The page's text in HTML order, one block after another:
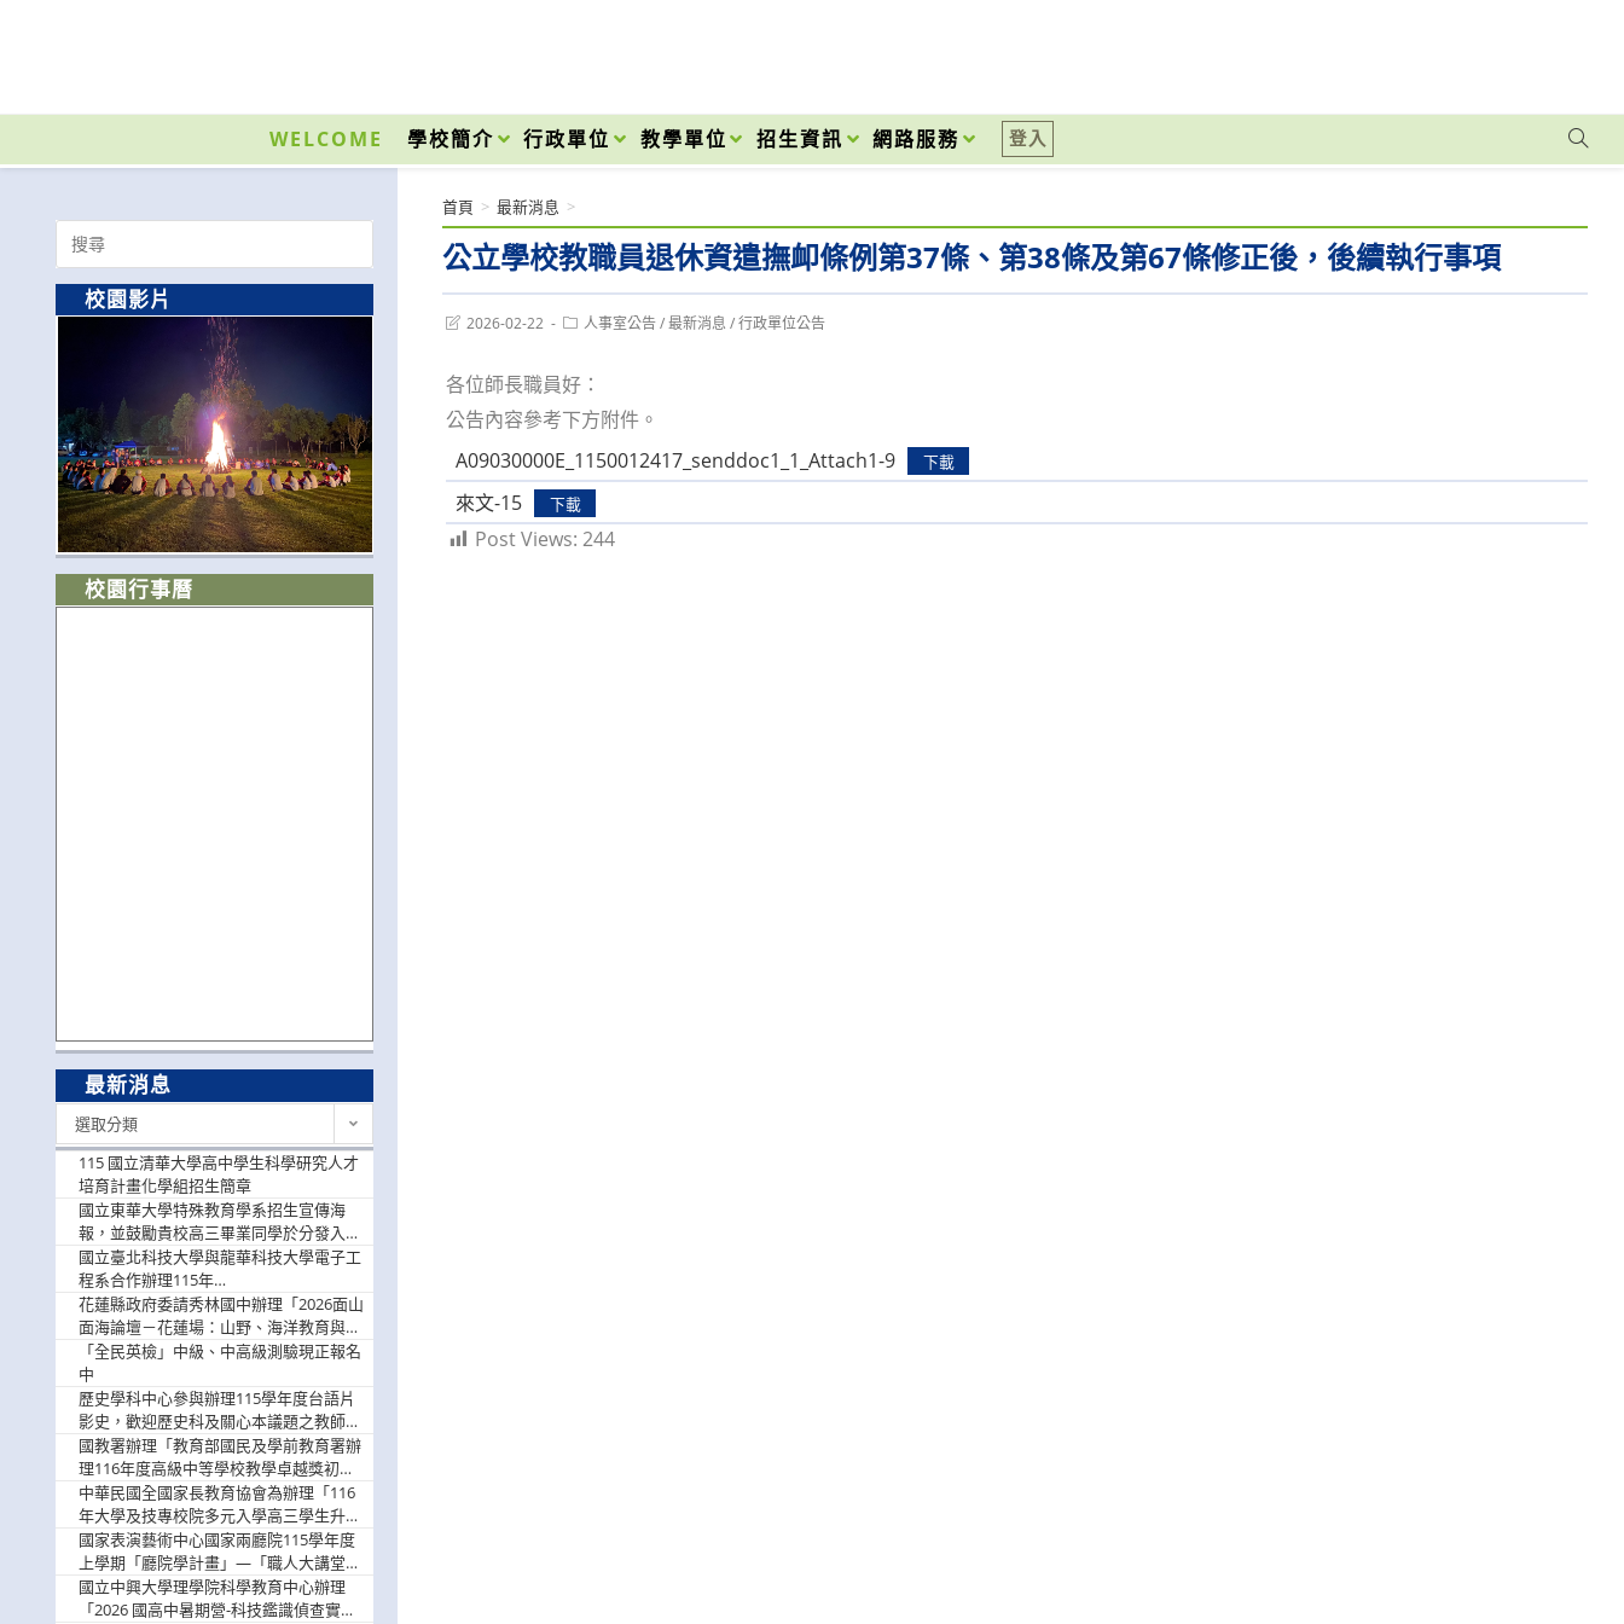
內
WELCOME 學校簡介 行政單位 教學單位 招生資訊 網路服務 登入
公立學校教職員退休資遣撫卹條例第37條、第38條及第67條修正後，後續執行事項
首頁 > 最新消息 >
Post2026-02-22
Post人事室公告 / 最新消息 / 行政單位公告
各位師長職員好：
公告內容參考下方附件。
A09030000E_1150012417_senddoc1_1_Attach1-9
下載
來文-15 下載
Post Views: 244
Search
for:
校園影片
校園行事曆
最新消息
選取分類
115 國立清華大學高中學生科學研究人才
培育計畫化學組招生簡章
國立東華大學特殊教育學系招生宣傳海
報，並鼓勵貴校高三畢業同學於分發入學
階段踴躍選填。
國立臺北科技大學與龍華科技大學電子工
程系合作辦理115年
「115.08.10~08.12「AI賦能應用於智慧半
導體研習營」，歡迎學生踴躍報名參加
花蓮縣政府委請秀林國中辦理「2026面山
面海論壇－花蓮場：山野、海洋教育與戶
外安全實務課程」，歡迎踴躍報名參加
「全民英檢」中級、中高級測驗現正報名
中
歷史學科中心參與辦理115學年度台語片
影史，歡迎歷史科及關心本議題之教師踴
躍報名參加
國教署辦理「教育部國民及學前教育署辦
理116年度高級中等學校教學卓越獎初選
實施計畫」，鼓勵教師踴躍報名
中華民國全國家長教育協會為辦理「116
年大學及技專校院多元入學高三學生升學
輔導家長說明會」
國家表演藝術中心國家兩廳院115學年度
上學期「廳院學計畫」—「職人大講堂」
及「一日體驗課程」，鼓勵踴躍報名參
與。
國立中興大學理學院科學教育中心辦理
「2026 國高中暑期營-科技鑑識偵查實戰